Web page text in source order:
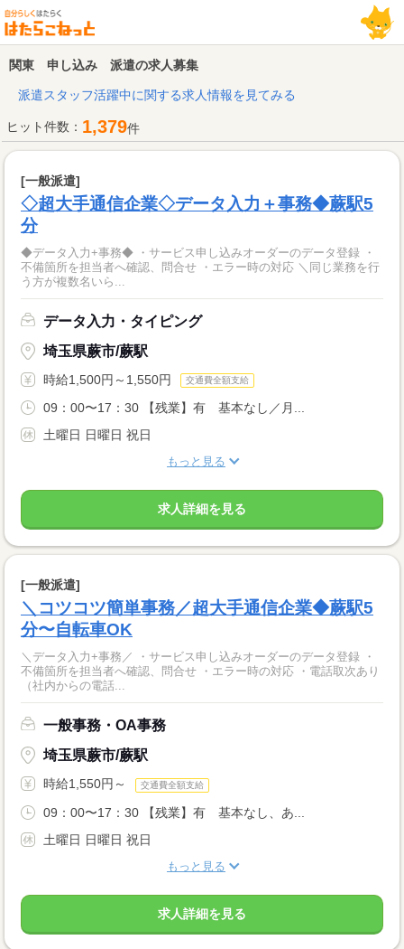
関東 申し込み 派遣の求人募集
派遣スタッフ活躍中に関する求人情報を見てみる
ヒット件数： 1,379件
[一般派遣]
◇超大手通信企業◇データ入力＋事務◆蕨駅5
分
◆データ入力+事務◆ ・サービス申し込みオーダーのデータ登録 ・
不備箇所を担当者へ確認、問合せ ・エラー時の対応 ＼同じ業務を行
う方が複数名いら...
データ入力・タイピング
埼玉県蕨市/蕨駅
時給1,500円～1,550円 交通費全額支給
09：00〜17：30 【残業】有 基本なし／月...
土曜日 日曜日 祝日
もっと見る
求人詳細を見る
[一般派遣]
＼コツコツ簡単事務／超大手通信企業◆蕨駅5
分〜自転車OK
＼データ入力+事務／ ・サービス申し込みオーダーのデータ登録 ・
不備箇所を担当者へ確認、問合せ ・エラー時の対応 ・電話取次あり
（社内からの電話...
一般事務・OA事務
埼玉県蕨市/蕨駅
時給1,550円～ 交通費全額支給
09：00〜17：30 【残業】有 基本なし、あ...
土曜日 日曜日 祝日
もっと見る
求人詳細を見る